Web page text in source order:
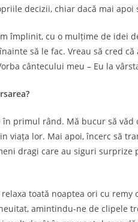
decizii, chiar dacă mai apoi
împlinit, cu o mulțime de idei
să le fac. Vreau să cred
cântecului meu – Eu la
în primul rând. Mă bucur să
viața lor. Mai apoi, încerc să
dragi care au siguri
toată noaptea ori cu
amintindu-ne de clipele